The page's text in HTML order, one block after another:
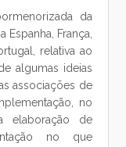
da
França,
relativa ao
algumas ideias
associações de
no
elaboração de
no que